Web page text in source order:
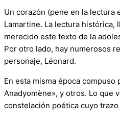
Un corazón (pene en la lectura
Lamartine. La lectura histórica,
merecido este texto de la
Por otro lado, hay numerosos
personaje, Léonard.
En esta misma época
Anadyomène», y otros. Lo que
constelación poética cuyo